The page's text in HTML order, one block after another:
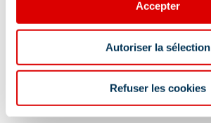
Accepter
Autoriser la sélection
Refuser les cookies